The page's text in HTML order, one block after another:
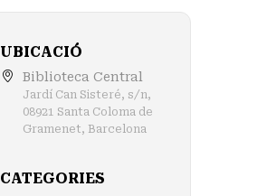
UBICACIÓ
Biblioteca Central
Jardí Can Sisteré, s/n,
08921 Santa Coloma de
Gramenet, Barcelona
CATEGORIES